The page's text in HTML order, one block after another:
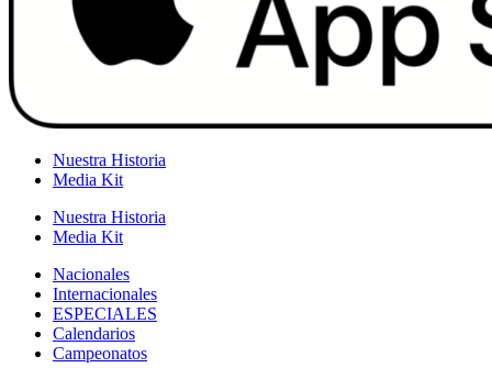
Nuestra Historia
Media Kit
Nuestra Historia
Media Kit
Nacionales
Internacionales
ESPECIALES
Calendarios
Campeonatos